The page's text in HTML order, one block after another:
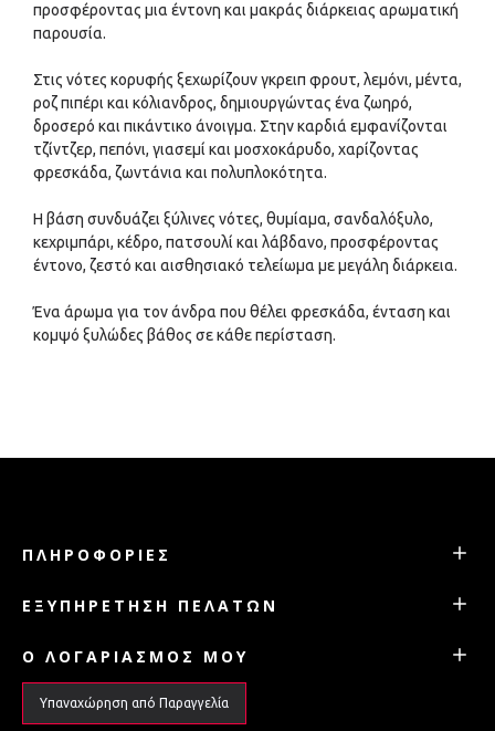
προσφέροντας μια έντονη και μακράς διάρκειας αρωματική
παρουσία.
Στις νότες κορυφής ξεχωρίζουν γκρειπ φρουτ, λεμόνι, μέντα,
ροζ πιπέρι και κόλιανδρος, δημιουργώντας ένα ζωηρό,
δροσερό και πικάντικο άνοιγμα. Στην καρδιά εμφανίζονται
τζίντζερ, πεπόνι, γιασεμί και μοσχοκάρυδο, χαρίζοντας
φρεσκάδα, ζωντάνια και πολυπλοκότητα.
Η βάση συνδυάζει ξύλινες νότες, θυμίαμα, σανδαλόξυλο,
κεχριμπάρι, κέδρο, πατσουλί και λάβδανο, προσφέροντας
έντονο, ζεστό και αισθησιακό τελείωμα με μεγάλη διάρκεια.
Ένα άρωμα για τον άνδρα που θέλει φρεσκάδα, ένταση και
κομψό ξυλώδες βάθος σε κάθε περίσταση.
ΠΛΗΡΟΦΟΡΊΕΣ
ΕΞΥΠΗΡΈΤΗΣΗ ΠΕΛΑΤΏΝ
Ο ΛΟΓΑΡΙΑΣΜΌΣ ΜΟΥ
Υπαναχώρηση από Παραγγελία